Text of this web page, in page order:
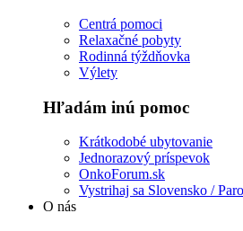
Centrá pomoci
Relaxačné pobyty
Rodinná týždňovka
Výlety
Hľadám inú pomoc
Krátkodobé ubytovanie
Jednorazový príspevok
OnkoForum.sk
Vystrihaj sa Slovensko /
O nás